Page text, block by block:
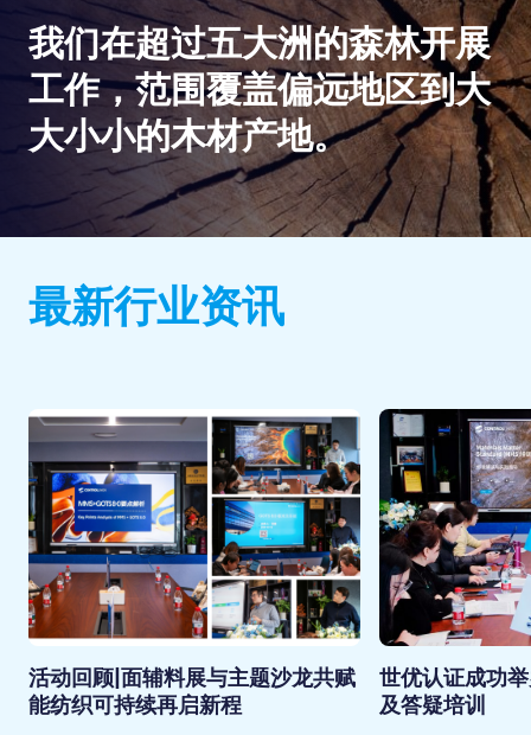
我们在超过五大洲的森林开展
工作，范围覆盖偏远地区到大
大小小的木材产地。
最新行业资讯
活动回顾|面辅料展与主题沙龙共赋
能纺织可持续再启新程
世优认证成功
及答疑培训